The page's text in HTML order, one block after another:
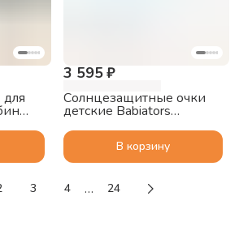
3 595 ₽
Солнцезащитные очки
детские Babiators
Сумеречный синий, 3-5
В корзину
3 4 … 24